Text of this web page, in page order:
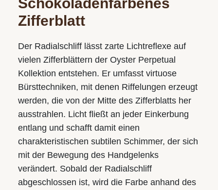
Zifferblatt
Der Radialschliff lässt zarte Lichtreflexe auf
vielen Zifferblättern der Oyster Perpetual
Kollektion entstehen. Er umfasst virtuose
Bürsttechniken, mit denen Riffelungen erzeugt
werden, die von der Mitte des Zifferblatts her
ausstrahlen. Licht fließt an jeder Einkerbung
entlang und schafft damit einen
charakteristischen subtilen Schimmer, der sich
mit der Bewegung des Handgelenks
verändert. Sobald der Radialschliff
abgeschlossen ist, wird die Farbe anhand des